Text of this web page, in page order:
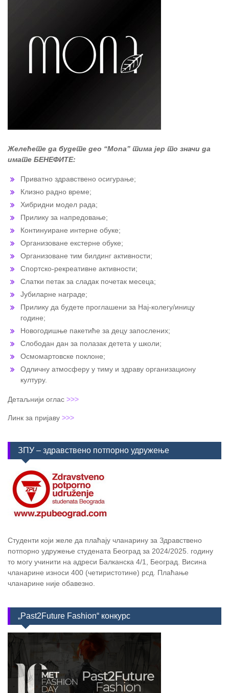
Желећете да будете део “Mona” тима јер то значи да
имате БЕНЕФИТЕ:
Приватно здравствено осигурање;
Клизно радно време;
Хибридни модел рада;
Прилику за напредовање;
Континуиране интерне обуке;
Организоване екстерне обуке;
Организоване тим билдинг активности;
Спортско-рекреативне активности;
Слатки петак за сладак почетак месеца;
Јубиларне награде;
Прилику да будете проглашени за Нај-колегу/иницу
године;
Новогодишње пакетиће за децу запослених;
Слободан дан за полазак детета у школи;
Осмомартовске поклоне;
Одличну атмосферу у тиму и здраву организациону
културу.
Детаљнији оглас >>>
Линк за пријаву >>>
ЗПУ – здравствено потпорно удружење
Студенти који желе да плаћају чланарину за Здравствено
потпорно удружење студената Београд за 2024/2025. годину
то могу учинити на адреси Балканска 4/1, Београд. Висина
чланарине износи 400 (четиристотине) рсд. Плаћање
чланарине није обавезно.
„Past2Future Fashion“ конкурс